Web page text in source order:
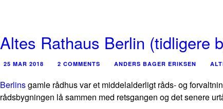
Altes Rathaus Berlin (tidligere
25 MAR 2018 2 COMMENTS ANDERS BAGER ERIKSEN
Berlinsgamle rådhus var et middelalderligt råds- og
rådsbygningen lå sammen med retsgangen og det senere